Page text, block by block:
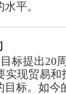
平。
标提出20
实现贸易
标。如今